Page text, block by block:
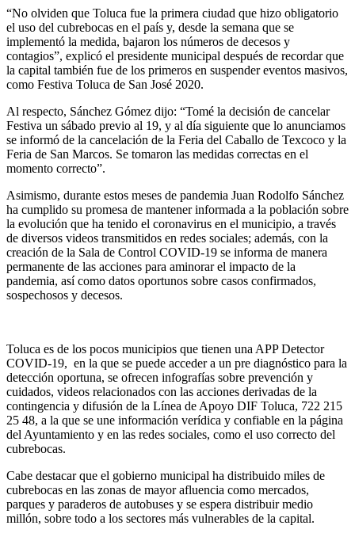
“No olviden que Toluca fue la primera ciudad que hizo obligatorio
el uso del cubrebocas en el país y, desde la semana que se
implementó la medida, bajaron los números de decesos y
contagios”, explicó el presidente municipal después de recordar que
la capital también fue de los primeros en suspender eventos masivos,
como Festiva Toluca de San José 2020.
Al respecto, Sánchez Gómez dijo: “Tomé la decisión de cancelar
Festiva un sábado previo al 19, y al día siguiente que lo anunciamos
se informó de la cancelación de la Feria del Caballo de Texcoco y la
Feria de San Marcos. Se tomaron las medidas correctas en el
momento correcto”.
Asimismo, durante estos meses de pandemia Juan Rodolfo Sánchez
ha cumplido su promesa de mantener informada a la población sobre
la evolución que ha tenido el coronavirus en el municipio, a través
de diversos videos transmitidos en redes sociales; además, con la
creación de la Sala de Control COVID-19 se informa de manera
permanente de las acciones para aminorar el impacto de la
pandemia, así como datos oportunos sobre casos confirmados,
sospechosos y decesos.
Toluca es de los pocos municipios que tienen una APP Detector
COVID-19, en la que se puede acceder a un pre diagnóstico para la
detección oportuna, se ofrecen infografías sobre prevención y
cuidados, videos relacionados con las acciones derivadas de la
contingencia y difusión de la Línea de Apoyo DIF Toluca, 722 215
25 48, a la que se une información verídica y confiable en la página
del Ayuntamiento y en las redes sociales, como el uso correcto del
cubrebocas.
Cabe destacar que el gobierno municipal ha distribuido miles de
cubrebocas en las zonas de mayor afluencia como mercados,
parques y paraderos de autobuses y se espera distribuir medio
millón, sobre todo a los sectores más vulnerables de la capital.